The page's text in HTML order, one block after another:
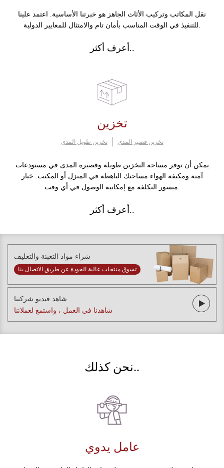
نقل المكاتب وتركيب الأثاث الجاهز هو خبرتنا الأساسية. اعتمد علينا
أعرف أكثر..
تخزين
تخزين طويل المدى تخزين قصير المدى
يمكن أن توفر مساحة التخزين طويلة وقصيرة المدى في مستودعات
آمنة ومكيفة الهواء مساحتك الباهظة في المنزل أو المكتب. خيار
أعرف أكثر..
شراء مواد التعبئة والتغليف
تسوق منتجات عالية الجودة عن طريق الاتصال بنا
شاهد فيديو شركتنا
شاهدنا في العمل ، واستمع لعملائنا
نحن كذلك..
عامل يدوي